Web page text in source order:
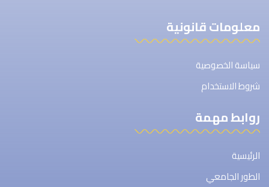
معلومات قانونية
سياسة الخصوصية
شروط الاستخدام
روابط مهمة
الرئيسية
الطور الجامعي